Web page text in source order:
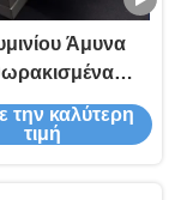
Άμυνα
Εκτοξευτής
Στάνος
την καλύτερη
τιμή